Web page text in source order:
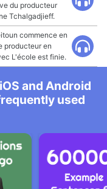
du producteur
Tchalgadjieff.
commence en
producteur en
L'école est finie.
and Android
used